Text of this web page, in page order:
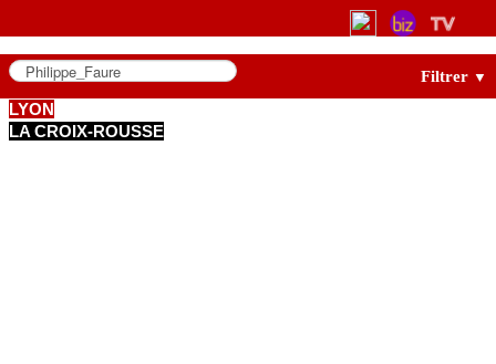
LES ANNONCES
LE CLUB
Filtrer ▼
LYON
LA CROIX-ROUSSE